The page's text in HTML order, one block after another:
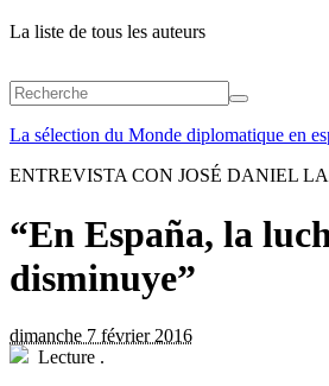
La liste de tous les auteurs
La sélection du Monde diplomatique en
ENTREVISTA CON JOSÉ DANIEL
“En España, la
disminuye”
dimanche 7 février 2016
Lecture .